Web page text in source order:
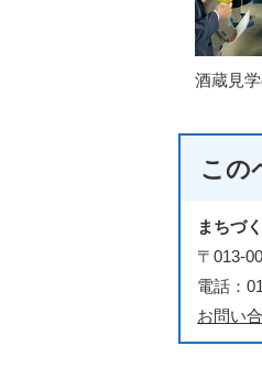
酒蔵見
この
まちづ
〒013-
電話：
お問い